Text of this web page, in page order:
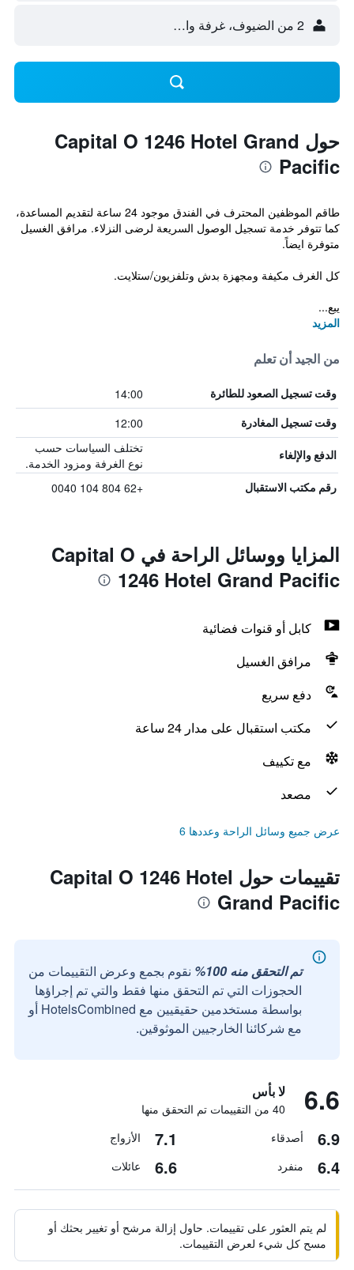
2 من الضيوف، غرفة واحدة
حول Capital O 1246 Hotel Grand
Pacific
طاقم الموظفين المحترف في الفندق موجود 24 ساعة لتقديم المساعدة،
كما تتوفر خدمة تسجيل الوصول السريعة لرضى النزلاء. مرافق الغسيل
متوفرة ايضاً.
كل الغرف مكيفة ومجهزة بدش وتلفزيون/ستلايت.
يبع...
المزيد
من الجيد أن تعلم
وقت تسجيل الصعود للطائرة 14:00
وقت تسجيل المغادرة 12:00
الدفع والإلغاء
تختلف السياسات حسب
نوع الغرفة ومزود الخدمة.
رقم مكتب الاستقبال +62 804 104 0040
المزايا ووسائل الراحة في Capital O
1246 Hotel Grand Pacific
كابل أو قنوات فضائية
مرافق الغسيل
دفع سريع
مكتب استقبال على مدار 24 ساعة
مع تكييف
مصعد
عرض جميع وسائل الراحة وعددها 6
تقييمات حول Capital O 1246 Hotel
Grand Pacific
تم التحقق منه 100%
نقوم بجمع وعرض التقييمات من
الحجوزات التي تم التحقق منها فقط والتي تم إجراؤها
بواسطة مستخدمين حقيقيين مع HotelsCombined أو
مع شركائنا الخارجيين الموثوقين.
6.6 لا بأس
40 من التقييمات تم التحقق منها
6.9 أصدقاء 7.1 الأزواج
6.4 منفرد 6.6 عائلات
لم يتم العثور على تقييمات. حاول إزالة مرشح أو تغيير بحثك أو
مسح كل شيء لعرض التقييمات.